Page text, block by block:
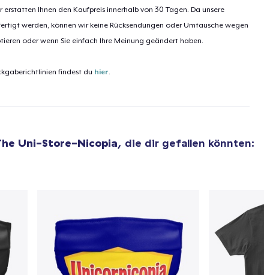
erstatten Ihnen den Kaufpreis innerhalb von 30 Tagen. Da unsere
werden, können wir keine Rücksendungen oder Umtausche wegen
oder wenn Sie einfach Ihre Meinung geändert haben.
findest du hier
Uni-Store-Nicopia, die dir gefallen könnten:
hinzugefügt